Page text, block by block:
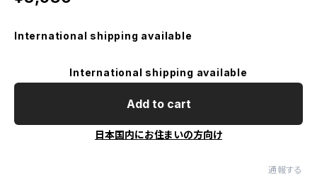
International shipping available
International shipping available
Add to cart
日本国内にお住まいの方向け
通報する